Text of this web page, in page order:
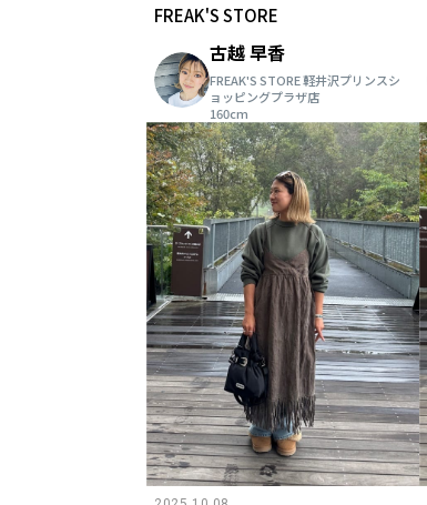
FREAK'S STORE
古越 早香
FREAK'S STORE 軽井沢プリンスシ
ョッピングプラザ店
160cm